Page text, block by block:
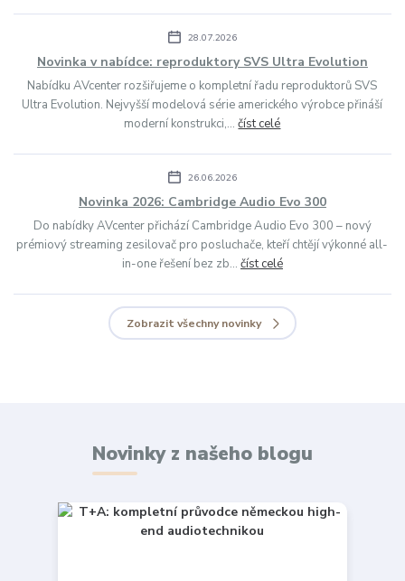
28.07.2026
Novinka v nabídce: reproduktory SVS Ultra Evolution
Nabídku AVcenter rozšiřujeme o kompletní řadu reproduktorů SVS
Ultra Evolution. Nejvyšší modelová série amerického výrobce přináší
moderní konstrukci,...číst celé
26.06.2026
Novinka 2026: Cambridge Audio Evo 300
Do nabídky AVcenter přichází Cambridge Audio Evo 300 – nový
prémiový streaming zesilovač pro posluchače, kteří chtějí výkonné all-
in-one řešení bez zb... číst celé
Zobrazit všechny novinky
Novinky z našeho blogu